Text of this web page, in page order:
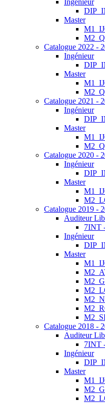
Ingénieur
Master
Catalogue 2022 -
Ingénieur
Master
Catalogue 2021 -
Ingénieur
Master
Catalogue 2020 -
Ingénieur
Master
Catalogue 2019 -
Auditeur
7INT
Ingénieur
Master
Catalogue 2018 -
Auditeur
7INT
Ingénieur
Master